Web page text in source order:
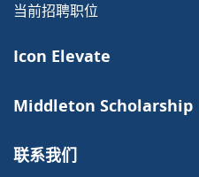
当前招聘职位
Icon Elevate
Middleton Scholarship
联系我们